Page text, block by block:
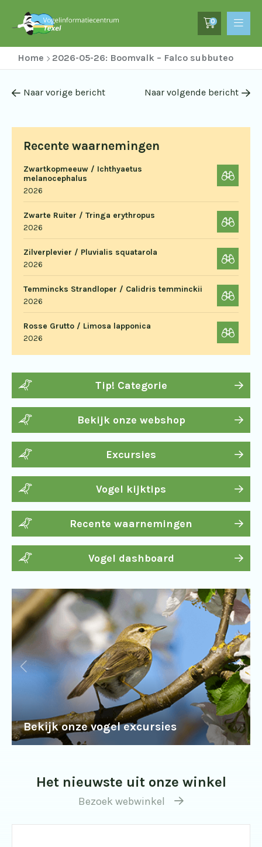
0
Home 2026-05-26: Boomvalk – Falco subbuteo
Recente waarnemingen
Zwartkopmeeuw / Ichthyaetus
melanocephalus
2026
Zwarte Ruiter / Tringa erythropus
2026
Zilverplevier / Pluvialis squatarola
2026
Temmincks Strandloper / Calidris temminckii
2026
Rosse Grutto / Limosa lapponica
2026
Tip! Categorie
Bekijk onze webshop
Excursies
Vogel kijktips
Recente waarnemingen
Vogel dashboard
Bekijk onze vogel excursies
Naar vorige bericht Naar volgende bericht
Het nieuwste uit onze winkel
Bezoek webwinkel